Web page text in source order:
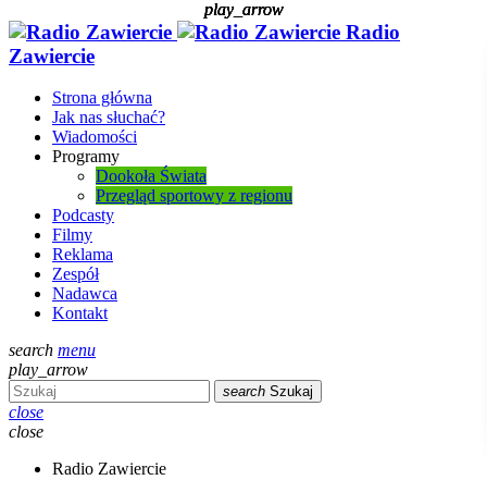
Radio
Zawiercie
Strona główna
Jak nas słuchać?
Wiadomości
Programy
Dookoła Świata
Przegląd sportowy z regionu
Podcasty
Filmy
Reklama
Zespół
Nadawca
Kontakt
search menu
play_arrow
search Szukaj
close
close
play_arrow
Radio Zawiercie
play_arrow
play_arrow
play_arrow